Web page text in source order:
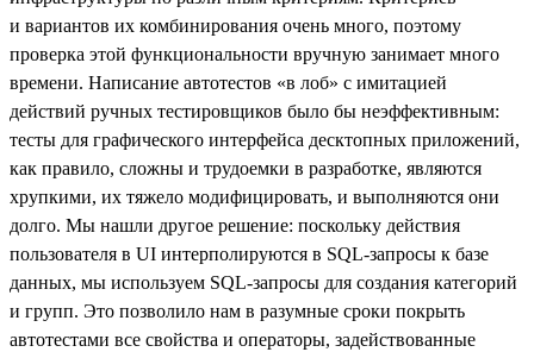
и вариантов их комбинирования очень много, поэтому
проверка этой функциональности вручную занимает много
времени. Написание автотестов «в лоб» с имитацией
действий ручных тестировщиков было бы неэффективным:
тесты для графического интерфейса десктопных приложений,
как правило, сложны и трудоемки в разработке, являются
хрупкими, их тяжело модифицировать, и выполняются они
долго. Мы нашли другое решение: поскольку действия
пользователя в UI интерполируются в SQL-запросы к базе
данных, мы используем SQL-запросы для создания категорий
и групп. Это позволило нам в разумные сроки покрыть
автотестами все свойства и операторы, задействованные